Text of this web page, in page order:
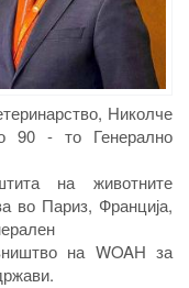
Николче
90 - то Генерално
на животните
во Париз, Франција,
на WOAH за